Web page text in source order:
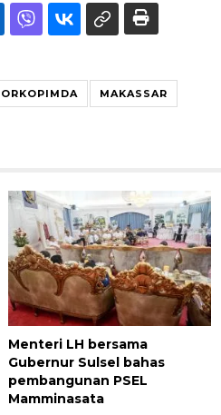
MAKASSAR
Menteri LH bersama
Gubernur Sulsel bahas
pembangunan PSEL
Mamminasata